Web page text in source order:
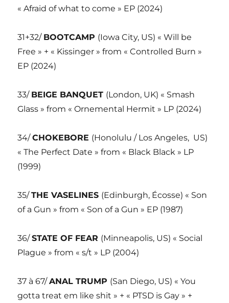
« Afraid of what to come » EP (2024)
31+32/ BOOTCAMP (Iowa City, US) « Will be
Free » + « Kissinger » from « Controlled Burn »
EP (2024)
33/ BEIGE BANQUET (London, UK) « Smash
Glass » from « Ornemental Hermit » LP (2024)
34/CHOKEBORE (Honolulu / Los Angeles, US)
« The Perfect Date » from « Black Black » LP
(1999)
35/THE VASELINES (Edinburgh, Écosse) « Son
of a Gun » from « Son of a Gun » EP (1987)
36/STATE OF FEAR (Minneapolis, US) « Social
Plague » from « s/t » LP (2004)
37 à 67/ANAL TRUMP (San Diego, US) « You
gotta treat em like shit » + « PTSD is Gay » +